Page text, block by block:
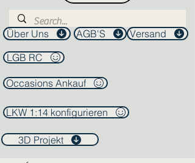
Über Uns AGB'S
Versand
LGB RC
Occasions Ankauf
LKW 1:14 konfigurieren
3D Projekt